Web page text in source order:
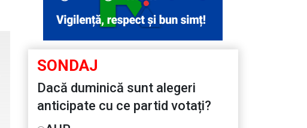
SONDAJ
Dacă duminică sunt alegeri
anticipate cu ce partid votați?